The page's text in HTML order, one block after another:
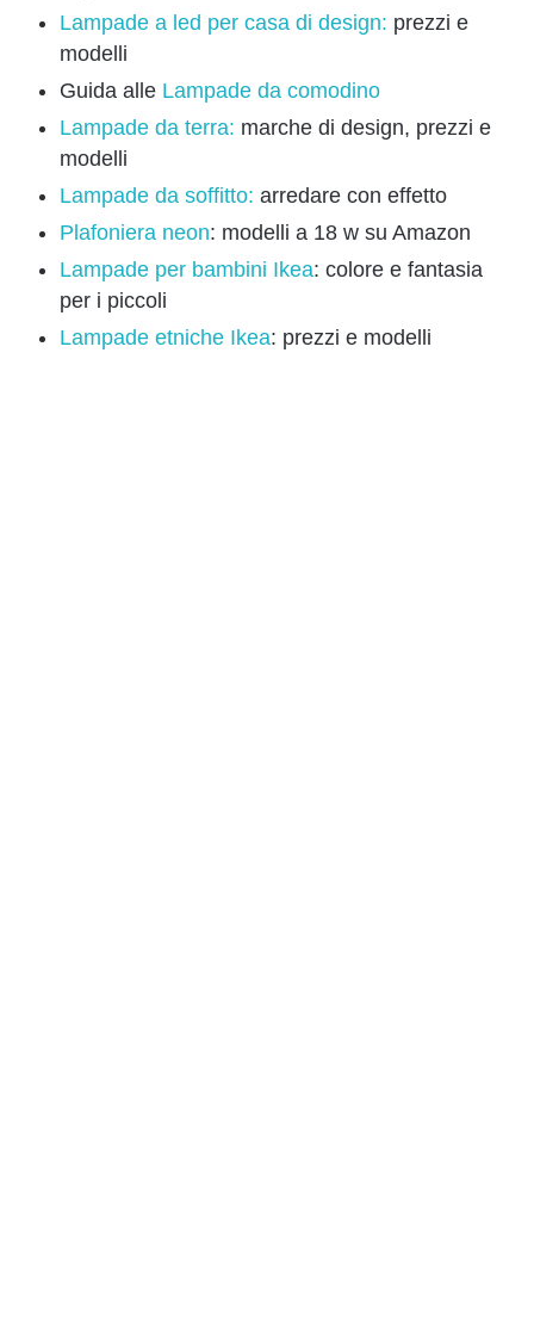
Lampade a led per casa di design: prezzi e
modelli
Guida alle Lampade da comodino
Lampade da terra: marche di design, prezzi e
modelli
Lampade da soffitto: arredare con effetto
Plafoniera neon: modelli a 18 w su Amazon
Lampade per bambini Ikea: colore e fantasia
per i piccoli
Lampade etniche Ikea: prezzi e modelli